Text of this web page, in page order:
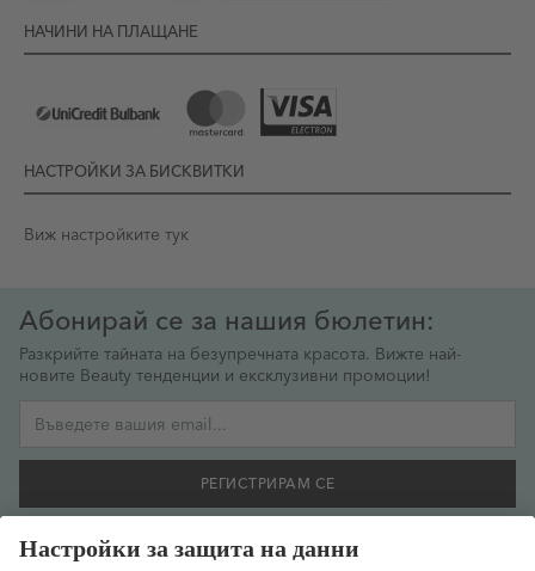
НАЧИНИ НА ПЛАЩАНЕ
НАСТРОЙКИ ЗА БИСКВИТКИ
Виж настройките тук
Абонирай се за нашия бюлетин:
Разкрийте тайната на безупречната красота. Вижте най-
новите Beauty тенденции и ексклузивни промоции!
РЕГИСТРИРАМ СЕ
предоставената от мен информация да се обработва